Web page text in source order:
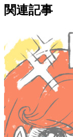
関連記事